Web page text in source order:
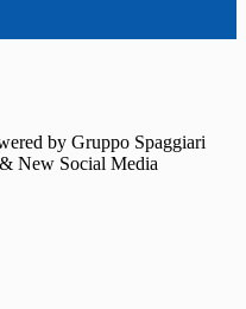
by Gruppo Spaggiari
New Social Media